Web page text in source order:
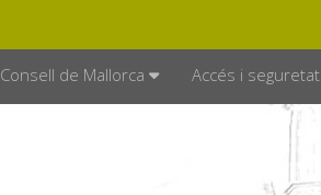
Consell de Mallorca Accés i seguretat